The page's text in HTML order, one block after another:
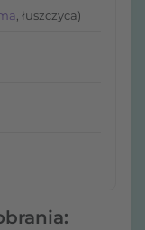
, łuszczyca)